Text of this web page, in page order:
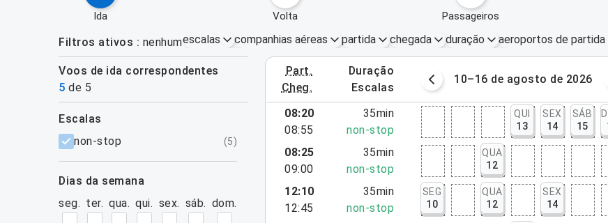
ida volta passageiros
Filtros ativos nenhumescalas companhias aéreas partida chegada duração aeroportos de partida
Voos de ida correspondentes
5 de 5
part.
cheg.
duração
escalas
3–9 de agosto de 2026 10–16 de agosto de 2026
filtros
escalas
non-stop
(5)
dias da semana
seg. ter. qua. qui. sex. sáb. dom.
08:20
08:55
35min
non-stop
QUI
13
SEX
14
SÁB
15
08:25
09:00
35min
non-stop
QUA
12
12:10
12:45
35min
non-stop
SEG
10
QUA
12
SEX
14